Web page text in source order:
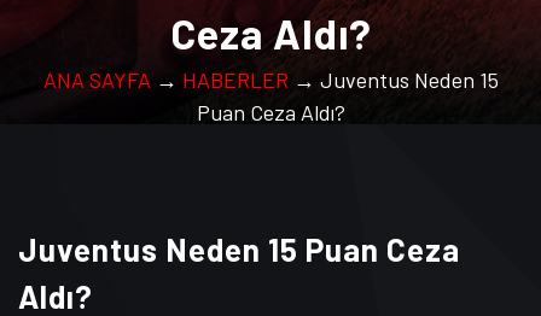
Ceza Aldı?
ANA SAYFA → HABERLER → Juventus Neden 15
Puan Ceza Aldı?
Juventus Neden 15 Puan Ceza
Aldı?